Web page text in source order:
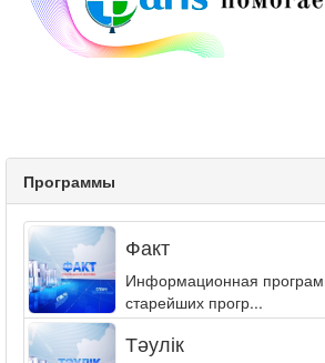
Программы
Факт
Информационная
старейших прогр...
Тәулік